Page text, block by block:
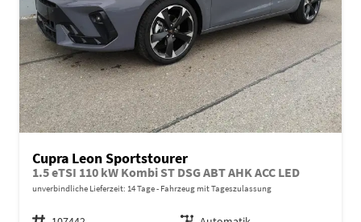
Cupra Leon Sportstourer
1.5 eTSI 110 kW Kombi ST DSG ABT AHK ACC LED
unverbindliche Lieferzeit: 14 Tage Fahrzeug mit Tageszulassung